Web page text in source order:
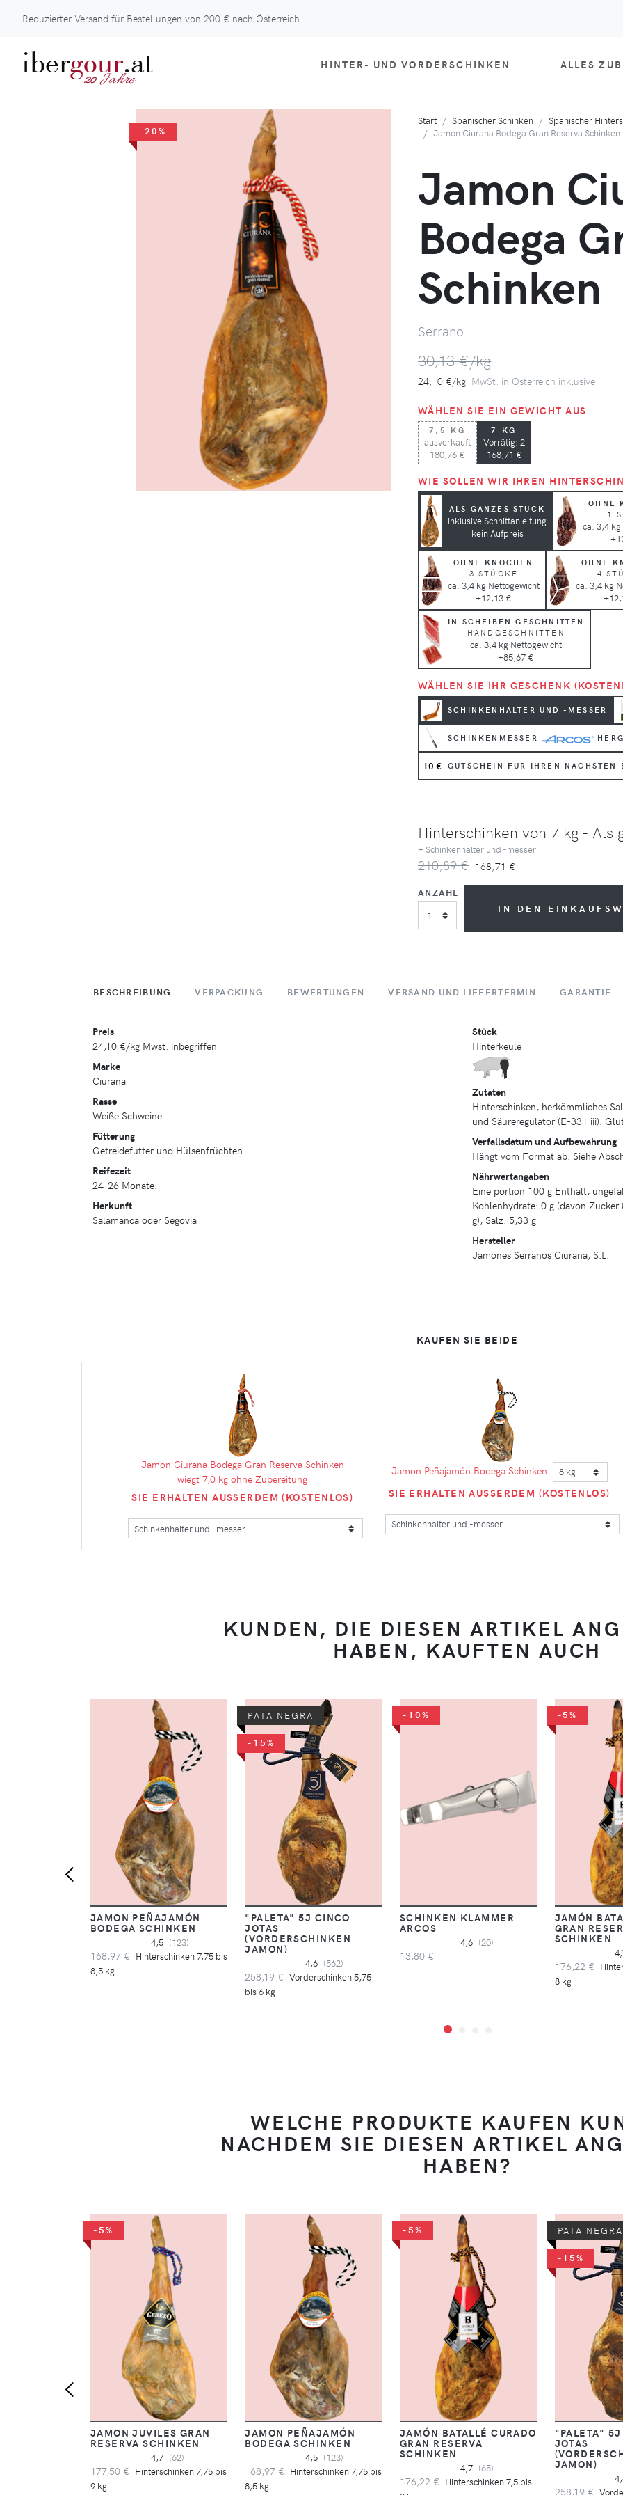
Reduzierter Versand für Bestellungen von 200 € nach Österreich
ibergour
20 Jahre.at HINTER- UND VORDERSCHINKEN ALLES
-20%
Start Spanischer Schinken
Spanischer
Jamon Ciurana Bodega Gran Reserva Schinken
Jamon
Bodega
Schinken
Serrano
30,13 €/kg
24,10 €/kg MwSt. in Österreich inklusive
WÄHLEN SIE EIN GEWICHT AUS
7,5 KG
ausverkauft
180,76 €
7 KG
Vorrätig: 2
168,71 €
WIE SOLLEN WIR IHREN
ALS GANZES STÜCK
inklusive Schnittanleitung
kein Aufpreis
OHNE
1
ca. 3,4
OHNE KNOCHEN
3 STÜCKE
ca. 3,4 kg Nettogewicht
+12,13 €
OHNE
4
ca. 3,4 kg
IN SCHEIBEN GESCHNITTEN
HANDGESCHNITTEN
ca. 3,4 kg Nettogewicht
+85,67 €
WÄHLEN SIE IHR GESCHENK
SCHINKENHALTER UND -MESSER
SCHINKENMESSER
10 € GUTSCHEIN FÜR IHREN NÄCHSTEN
Hinterschinken von 7 kg - Als
+ Schinkenhalter und -messer
210,89 € 168,71 €
ANZAHL
IN DEN
BESCHREIBUNG VERPACKUNG BEWERTUNGEN VERSAND UND LIEFERTERMIN GARANTIE
Preis
24,10 €/kg Mwst. inbegriffen
Marke
Ciurana
Rasse
Weiße Schweine
Fütterung
Getreidefutter und Hülsenfrüchten
Reifezeit
24-26 Monate.
Herkunft
Salamanca oder Segovia
Stück
Hinterkeule
Zutaten
Hinterschinken, herkömmliches
und Säureregulator (E-331 iii).
Verfallsdatum und Aufbewahrung
Hängt vom Format ab. Siehe
Nährwertangaben
Eine portion 100 g Enthält,
Kohlenhydrate: 0 g (davon
g), Salz: 5,33 g
Hersteller
Jamones Serranos Ciurana, S.L.
KAUFEN SIE BEIDE
Jamon Ciurana Bodega Gran Reserva Schinken
wiegt 7,0 kg ohne Zubereitung
SIE ERHALTEN AUSSERDEM (KOSTENLOS)
Jamon Peñajamón Bodega Schinken
SIE ERHALTEN AUSSERDEM (KOSTENLOS)
KUNDEN, DIE DIESEN ARTIKEL
HABEN, KAUFTEN AUCH
JAMON PEÑAJAMÓN
BODEGA SCHINKEN
4,5 (123)
168,97 € Hinterschinken 7,75 bis
8,5 kg
PATA NEGRA
-15%
"PALETA" 5J CINCO
JOTAS
(VORDERSCHINKEN
JAMON)
4,6 (562)
258,19 € Vorderschinken 5,75
bis 6 kg
-10%
SCHINKEN KLAMMER
ARCOS
4,6 (20)
13,80 €
-5%
JAMÓN
GRAN
SCHINKEN
176,22 €
8 kg
WELCHE PRODUKTE KAUFEN
NACHDEM SIE DIESEN ARTIKEL
HABEN?
-5%
JAMON JUVILES GRAN
RESERVA SCHINKEN
4,7 (62)
177,50 € Hinterschinken 7,75 bis
9 kg
JAMON PEÑAJAMÓN
BODEGA SCHINKEN
4,5 (123)
168,97 € Hinterschinken 7,75 bis
8,5 kg
-5%
JAMÓN BATALLÉ CURADO
GRAN RESERVA
SCHINKEN
4,7 (65)
176,22 € Hinterschinken 7,5 bis
PATA NEGRA
-15%
"PALETA"
JOTAS
JAMON)
258,19 €